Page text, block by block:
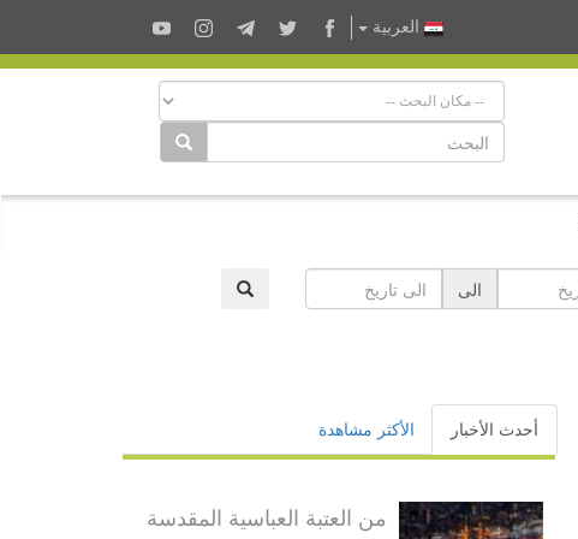
العربية
الى
أحدث الأخبار الأكثر مشاهدة
من العتبة العباسية المقدسة